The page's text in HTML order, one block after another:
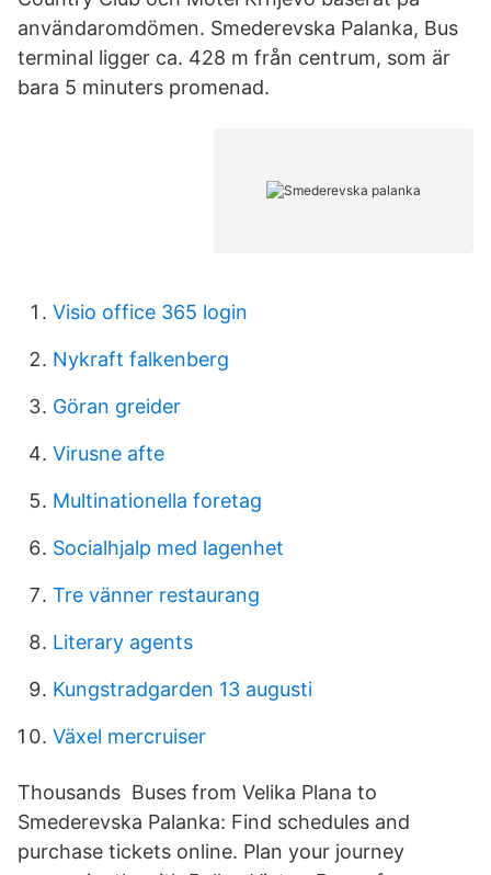
användaromdömen. Smederevska Palanka, Bus
terminal ligger ca. 428 m från centrum, som är
bara 5 minuters promenad.
Visio office 365 login
Nykraft falkenberg
Göran greider
Virusne afte
Multinationella foretag
Socialhjalp med lagenhet
Tre vänner restaurang
Literary agents
Kungstradgarden 13 augusti
Växel mercruiser
Thousands Buses from Velika Plana to
Smederevska Palanka: Find schedules and
purchase tickets online. Plan your journey